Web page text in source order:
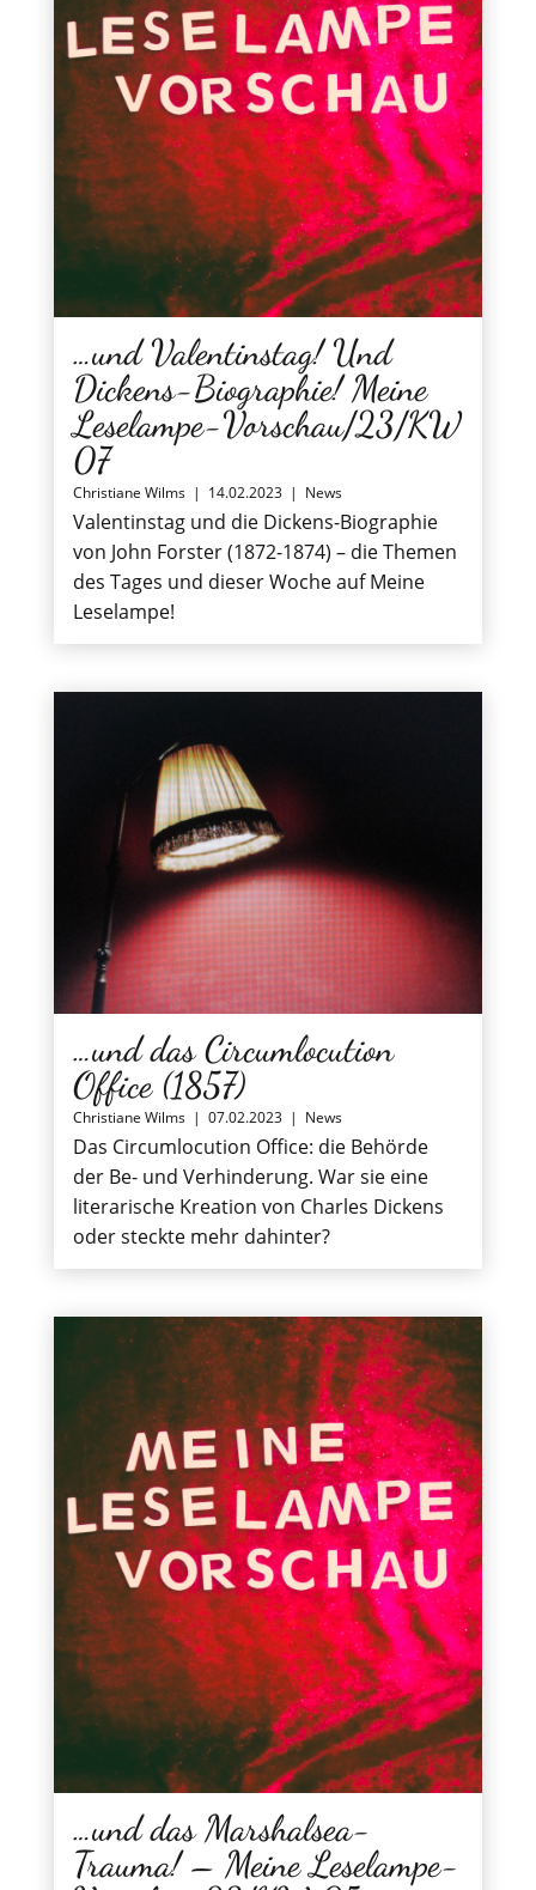
…und Valentinstag! Und
Dickens-Biographie! Meine
Leselampe-Vorschau/23/KW
07
Christiane Wilms | 14.02.2023 | News
Valentinstag und die Dickens-Biographie
von John Forster (1872-1874) – die Themen
des Tages und dieser Woche auf Meine
Leselampe!
…und das Circumlocution
Office (1857)
Christiane Wilms | 07.02.2023 | News
Das Circumlocution Office: die Behörde
der Be- und Verhinderung. War sie eine
literarische Kreation von Charles Dickens
oder steckte mehr dahinter?
…und das Marshalsea-
Trauma! – Meine Leselampe-